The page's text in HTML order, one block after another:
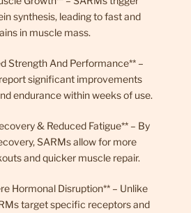
synthesis, leading to fast and
in muscle mass.
Strength And Performance** –
significant improvements
endurance within weeks of use.
& Reduced Fatigue** – By
SARMs allow for more
and quicker muscle repair.
Hormonal Disruption** – Unlike
target specific receptors and